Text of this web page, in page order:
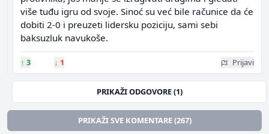
više tuđu igru od svoje. Sinoć su već bile računice da će
dobiti 2-0 i preuzeti lidersku poziciju, sami sebi
baksuzluk navukoše.
↑ 3 ↓ 1 Prijavi
PRIKAŽI ODGOVORE (1)
PRIKAŽI SVE KOMENTARE (267)